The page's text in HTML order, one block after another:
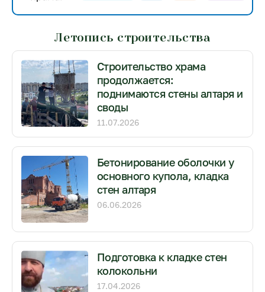
Летопись строительства
Строительство храма
продолжается:
поднимаются стены алтаря и
своды
11.07.2026
Бетонирование оболочки у
основного купола, кладка
стен алтаря
06.06.2026
Подготовка к кладке стен
колокольни
17.04.2026